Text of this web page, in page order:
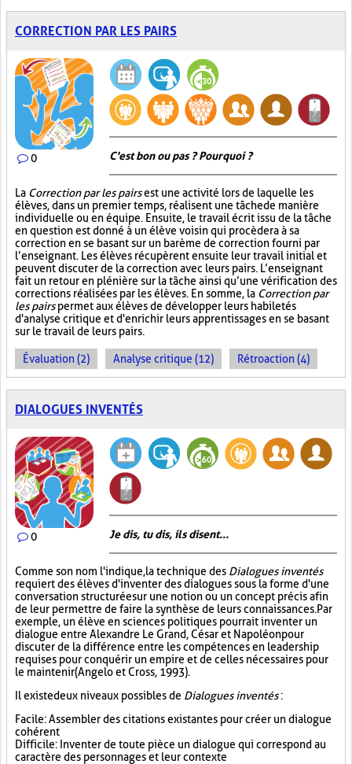
CORRECTION PAR LES PAIRS
0 C'est bon ou pas ? Pourquoi ?
La Correction par les pairsest une activité lors de laquelle les
élèves, dans un premier temps, réalisent une tâche de manière
individuelle ou en équipe. Ensuite, le travail écrit issu de la tâche
en question est donné à un élève voisin qui procèdera à sa
correction en se basant sur un barème de correction fourni par
l’enseignant. Les élèves récupèrent ensuite leur travail initial et
peuvent discuter de la correction avec leurs pairs. L’enseignant
fait un retour en plénière sur la tâche ainsi qu’une vérification des
corrections réalisées par les élèves. En somme, la Correction par
les pairspermet aux élèves de développer leurs habiletés
d'analyse critique et d'enrichir leurs apprentissages en se basant
sur le travail de leurs pairs.
Évaluation (2) Analyse critique (12) Rétroaction (4)
DIALOGUES INVENTÉS
0 Je dis, tu dis, ils disent...
Comme son nom l'indique, la technique des Dialogues inventés
requiert des élèves d'inventer des dialogues sous la forme d'une
conversation structurée sur une notion ou un concept précis afin
de leur permettre de faire la synthèse de leurs connaissances. Par
exemple, un élève en sciences politiques pourrait inventer un
dialogue entre Alexandre Le Grand, César et Napoléon pour
discuter de la différence entre les compétences en leadership
requises pour conquérir un empire et de celles nécessaires pour
le maintenir (Angelo et Cross, 1993).
Il existe deux niveaux possibles de Dialogues inventés:
Facile : Assembler des citations existantes pour créer un dialogue
cohérent
Difficile : Inventer de toute pièce un dialogue qui correspond au
caractère des personnages et leur contexte